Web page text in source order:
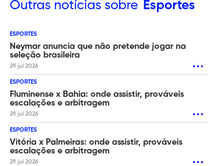
Outras notícias sobre Esportes
ESPORTES
Neymar anuncia que não pretende jogar na
seleção brasileira
29 jul 2026
ESPORTES
Fluminense x Bahia: onde assistir, prováveis
escalações e arbitragem
29 jul 2026
ESPORTES
Vitória x Palmeiras: onde assistir, prováveis
escalações e arbitragem
29 jul 2026